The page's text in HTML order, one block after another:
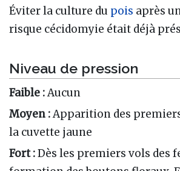
Éviter la culture du pois après
risque cécidomyie était déjà
Niveau de pression
Faible :Aucun
Moyen :Apparition des
la cuvette jaune
Fort :Dès les premiers vols des